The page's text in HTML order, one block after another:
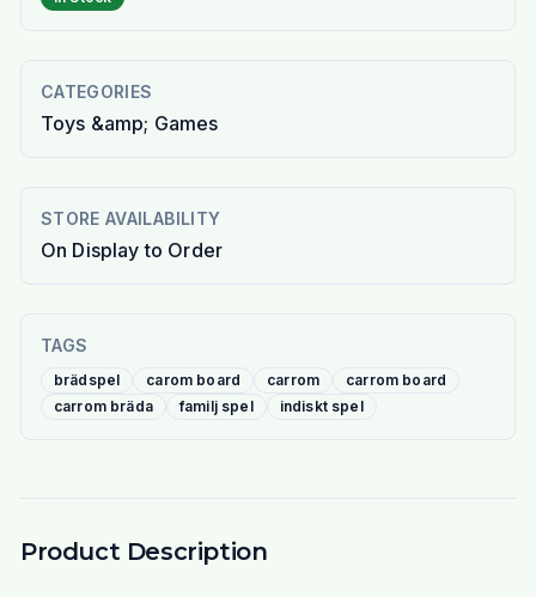
CATEGORIES
Toys &amp; Games
STORE AVAILABILITY
On Display to Order
TAGS
brädspel carom board carrom
carrom board
carrom bräda
familj spel indiskt spel
Product Description